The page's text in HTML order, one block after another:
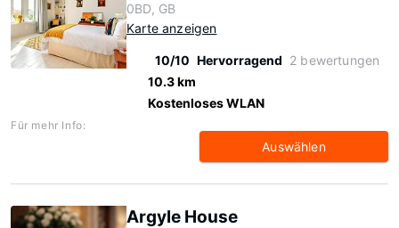
0BD, GB
Karte anzeigen
10/10 Hervorragend 2 bewertungen
10.3 km
Kostenloses WLAN
Für mehr Info:
Auswählen
Argyle House